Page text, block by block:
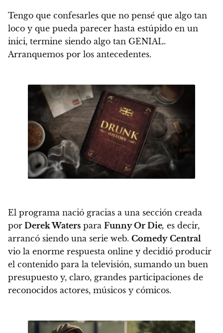
Tengo que confesarles que no pensé que algo tan
loco y que pueda parecer hasta estúpido en un
inici, termine siendo algo tan GENIAL.
Arranquemos por los antecedentes.
El programa nació gracias a una sección creada
por Derek Waters para Funny Or Die, es decir,
arrancó siendo una serie web. Comedy Central
vio la enorme respuesta online y decidió producir
el contenido para la televisión, sumando un buen
presupuesto y, claro, grandes participaciones de
reconocidos actores, músicos y cómicos.